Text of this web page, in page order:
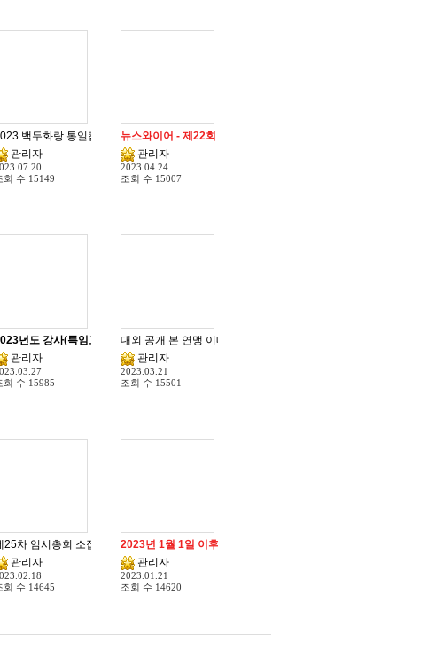
통일백일장 전국대회
백두화랑 통일캠프 후원 및 청소년 상장 수여
관리자
회 수 15149
뉴스와이어 - 제22회 청소년 통일백일장 전국대회
관리자
2023.04.24
조회 수 15007
안내
한 자원봉사자를 찾습니다.
년도 강사(특임교수, 전문교수, 전문강사 등) 모집 안내
관리자
회 수 15985
대외 공개 본 연맹 이메일 중지 및 대처 안내
관리자
2023.03.21
조회 수 15501
우편물 발송시 영문 주소안내
용실적 명세서 공지
25차 임시총회 소집
관리자
회 수 14645
관리자
2023.01.21
조회 수 14620